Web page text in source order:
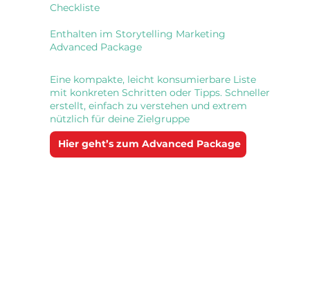
Checkliste
Enthalten im Storytelling Marketing
Advanced Package
Eine kompakte, leicht konsumierbare Liste
mit konkreten Schritten oder Tipps. Schneller
erstellt, einfach zu verstehen und extrem
nützlich für deine Zielgruppe
Hier geht’s zum Advanced Package